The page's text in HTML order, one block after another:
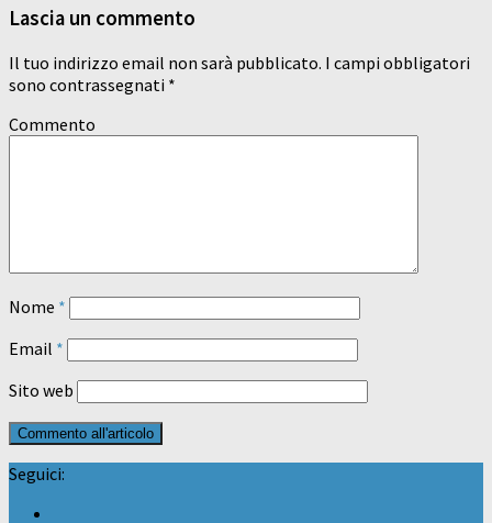
Lascia un commento
Il tuo indirizzo email non sarà pubblicato. I campi obbligatori
sono contrassegnati *
Commento
Nome *
Email *
Sito web
Seguici: